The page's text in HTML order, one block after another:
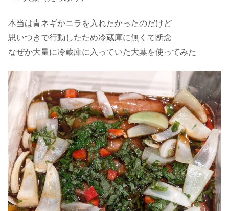
本当は青ネギかニラを入れたかったのだけど
思いつきで行動したため冷蔵庫に無くて断念
なぜか大量に冷蔵庫に入っていた大葉を使ってみた